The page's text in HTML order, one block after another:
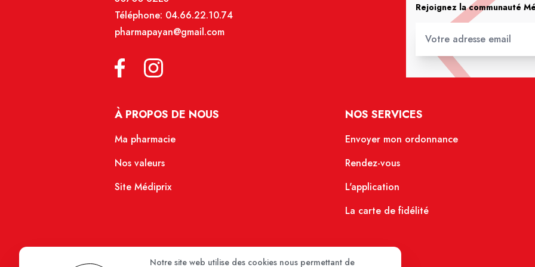
Téléphone: 04.66.22.10.74
pharmapayan@gmail.com
Rejoignez la communauté
À PROPOS DE NOUS
Ma pharmacie
Nos valeurs
Site Médiprix
NOS SERVICES
Envoyer mon ordonnance
Rendez-vous
L'application
La carte de fidélité
Notre site web utilise des cookies nous permettant de